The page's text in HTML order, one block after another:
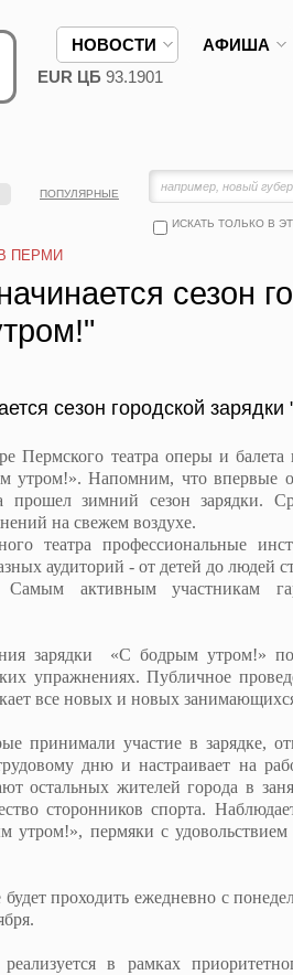
НОВОСТИ АФИША
EUR ЦБ 93.1901
ИСКАТЬ ТОЛЬКО В
ПОПУЛЯРНЫЕ
ПЕРМИ
сезон
сезон городской
театра оперы и балета
утром!». Напомним, что впервые
прошел зимний сезон зарядки.
на свежем воздухе.
театра профессиональные
аудиторий - от детей до людей
Самым активным участникам
зарядки «С бодрым утром!»
упражнениях. Публичное
все новых и новых
принимали участие в зарядке,
дню и настраивает на
остальных жителей города в
сторонников спорта.
утром!», пермяки с
проходить ежедневно с
в рамках